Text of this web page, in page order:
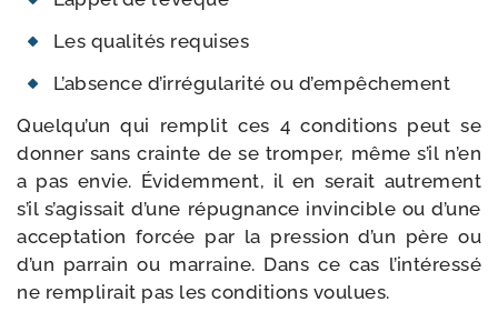
Les qua­li­tés requises
L’absence d’irrégularité ou d’empêchement
Quelqu’un qui rem­plit ces 4 condi­tions peut se
don­ner sans crainte de se trom­per, même s’il n’en
a pas envie. Évidemment, il en serait autre­ment
s’il s’agissait d’une répu­gnance invin­cible ou d’une
accep­ta­tion for­cée par la pres­sion d’un père ou
d’un par­rain ou mar­raine. Dans ce cas l’intéressé
ne rem­pli­rait pas les condi­tions voulues.